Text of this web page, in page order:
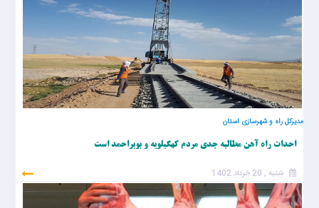
مدیرکل راه و شهرسازی استان
احداث راه آهن مطالبه جدی مردم کهگیلویه و بویراحمد است
شنبه , 20 خرداد 1402